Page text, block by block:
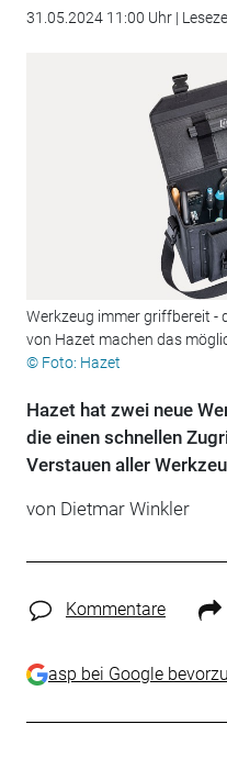
31.05.2024 11:00 Uhr |
Werkzeug immer griffbereit -
von Hazet machen das
© Foto: Hazet
Hazet hat zwei neue
die einen schnellen
Verstauen aller
von Dietmar Winkler
Kommentare
asp bei Google